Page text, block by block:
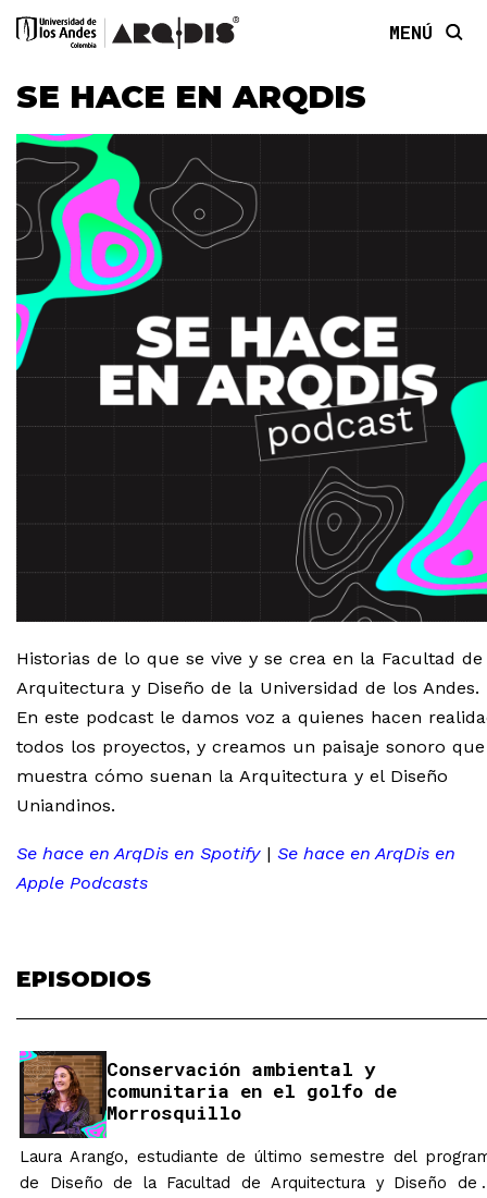
MENÚ
SE HACE EN ARQDIS
Historias de lo que se vive y se crea en la Facultad de
Arquitectura y Diseño de la Universidad de los Andes.
En este podcast le damos voz a quienes hacen
todos los proyectos, y creamos un paisaje sonoro que
muestra cómo suenan la Arquitectura y el Diseño
Uniandinos.
Se hace en ArqDis en Spotify| Se hace en ArqDis en
Apple Podcasts
EPISODIOS
Conservación ambiental y
comunitaria en el golfo de
Morrosquillo
Laura Arango, estudiante de último semestre del
de Diseño de la Facultad de Arquitectura y Diseño de